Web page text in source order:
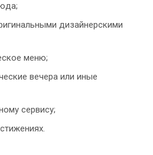
дизайнерскими
меню;
вечера или иные
сервису;